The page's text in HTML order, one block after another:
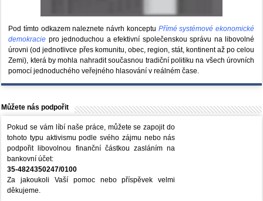
Pod tímto odkazem naleznete návrh konceptu Přímé systémové ekonomické
demokracie pro jednoduchou a efektivní společenskou správu na libovolné
úrovni (od jednotlivce přes komunitu, obec, region, stát, kontinent až po celou
Zemi), která by mohla nahradit současnou tradiční politiku na všech úrovních
pomocí jednoduchého veřejného hlasování v reálném čase.
Můžete nás podpořit
Pokud se vám líbí naše práce, můžete se zapojit do
tohoto typu aktivismu podle svého zájmu nebo nás
podpořit libovolnou finanční částkou zasláním na
bankovní účet:
35-4824350247/0100
Za jakoukoli Vaší pomoc nebo příspěvek velmi
děkujeme.